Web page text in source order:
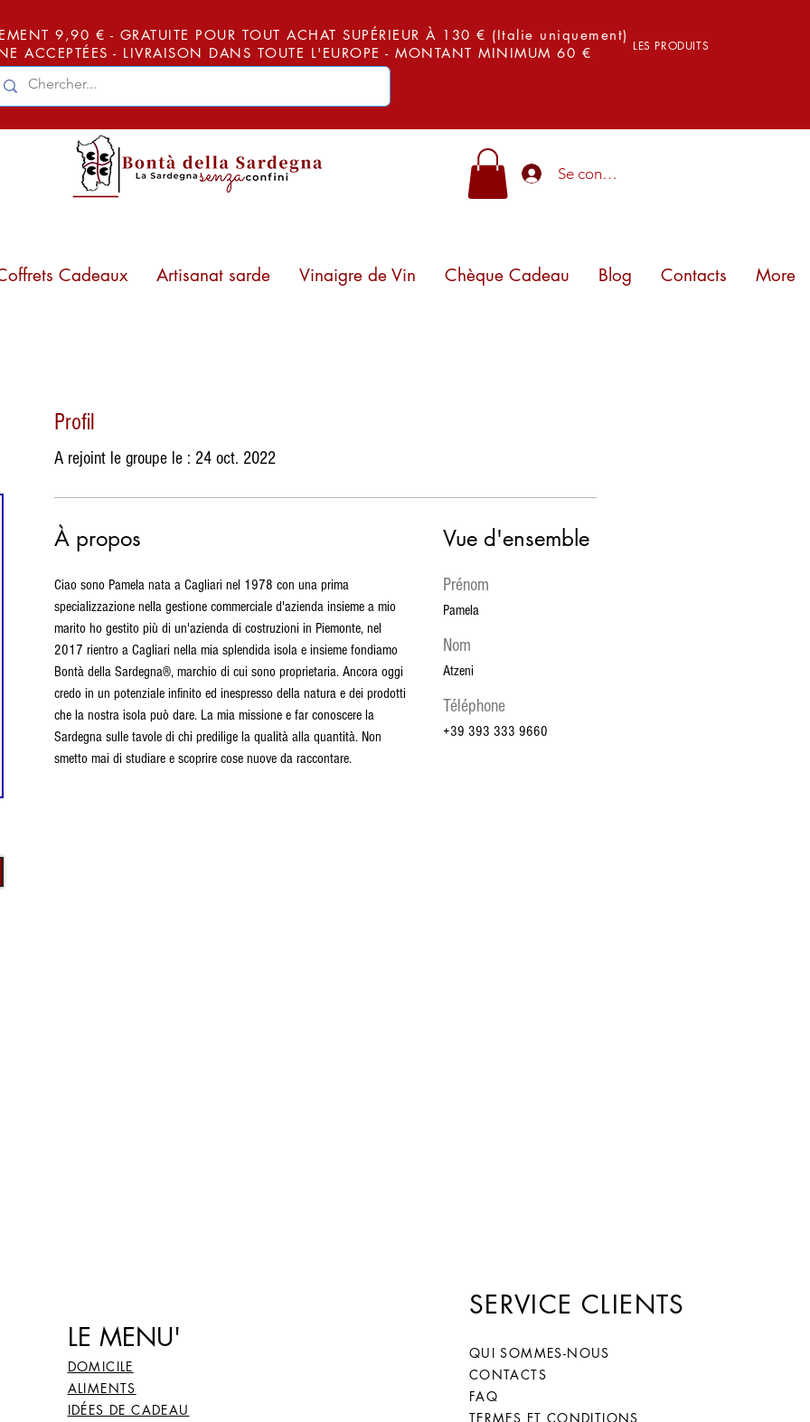
9,90 € - GRATUITE POUR TOUT ACHAT SUPÉRIEUR À 130 € (Italie uniquement)
ACCEPTÉES - LIVRAISON DANS TOUTE L'EUROPE - MONTANT MINIMUM 60 €
LES PRODUITS
Se connecter
Cadeaux Artisanat sarde Vinaigre de Vin Chèque Cadeau Blog Contacts More
Profil
A rejoint le groupe le : 24 oct. 2022
À propos
Ciao sono Pamela nata a Cagliari nel 1978 con una prima
specializzazione nella gestione commerciale d'azienda insieme a mio
marito ho gestito più di un'azienda di costruzioni in Piemonte, nel
2017 rientro a Cagliari nella mia splendida isola e insieme fondiamo
Bontà della Sardegna®, marchio di cui sono proprietaria. Ancora oggi
credo in un potenziale infinito ed inespresso della natura e dei prodotti
che la nostra isola può dare. La mia missione e far conoscere la
Sardegna sulle tavole di chi predilige la qualità alla quantità. Non
smetto mai di studiare e scoprire cose nuove da raccontare.
Vue d'ensemble
Prénom
Pamela
Nom
Atzeni
Téléphone
+39 393 333 9660
LE MENU'
DOMICILE
ALIMENTS
IDÉES DE CADEAU
SERVICE CLIENTS
QUI SOMMES-NOUS
CONTACTS
FAQ
TERMES ET CONDITIONS